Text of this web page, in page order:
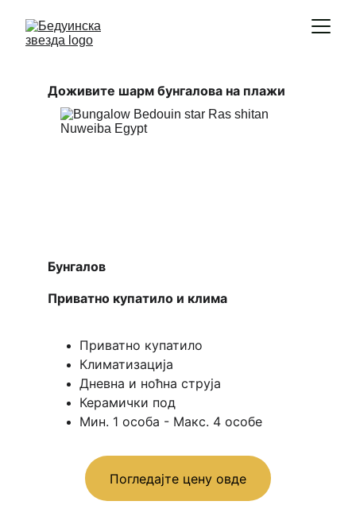
Бунгалов
Приватно купатило и клима
Приватно купатило
Климатизација
Дневна и ноћна струја
Керамички под
Мин. 1 особа - Макс. 4 особе
Доживите шарм бунгалова на плажи
Погледајте цену овде